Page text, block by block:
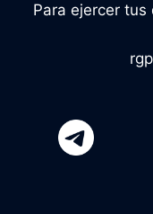
Para ejercer